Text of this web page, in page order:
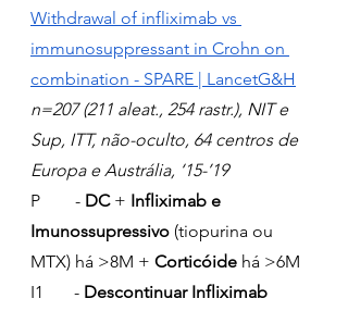
Withdrawal of infliximab vs
immunosuppressant in Crohn on
combination - SPARE | LancetG&H
n=207 (211 aleat., 254 rastr.), NIT e
Sup, ITT, não-oculto, 64 centros de
Europa e Austrália, ‘15-’19
P        - DC + Infliximab e
Imunossupressivo (tiopurina ou
MTX) há >8M + Corticóide há >6M
I1       - Descontinuar Infliximab